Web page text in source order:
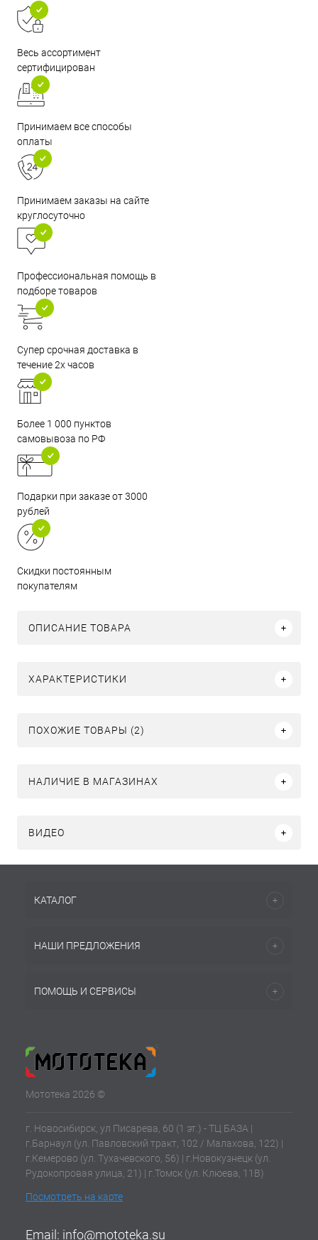
Весь ассортимент
сертифицирован
Принимаем все способы
оплаты
Принимаем заказы на сайте
круглосуточно
Профессиональная помощь в
подборе товаров
Супер срочная доставка в
течение 2х часов
Более 1 000 пунктов
самовывоза по РФ
Подарки при заказе от 3000
рублей
Скидки постоянным
покупателям
ОПИСАНИЕ ТОВАРА
ХАРАКТЕРИСТИКИ
ПОХОЖИЕ ТОВАРЫ (2)
НАЛИЧИЕ В МАГАЗИНАХ
ВИДЕО
КАТАЛОГ
НАШИ ПРЕДЛОЖЕНИЯ
ПОМОЩЬ И СЕРВИСЫ
Мототека 2026 ©
г. Новосибирск, ул Писарева, 60 (1 эт.) - ТЦ БАЗА |
г.Барнаул (ул. Павловский тракт, 102 / Малахова, 122) |
г.Кемерово (ул. Тухачевского, 56) | г.Новокузнецк (ул.
Рудокопровая улица, 21) | г.Томск (ул. Клюева, 11В)
Посмотреть на карте
Email: info@mototeka.su